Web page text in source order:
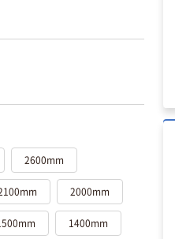
2600mm
2000mm
1400mm